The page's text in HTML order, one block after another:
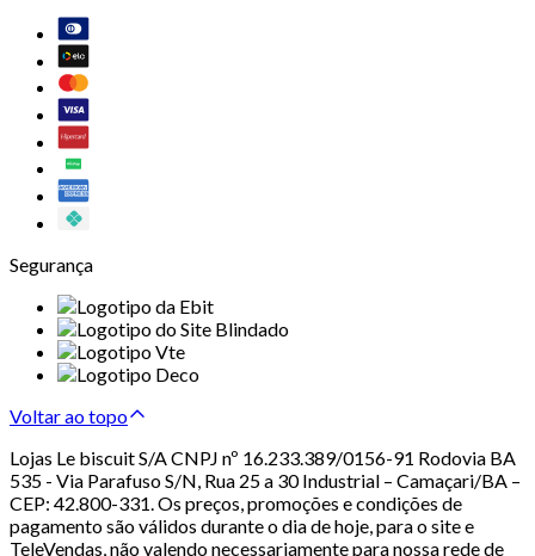
Segurança
Voltar ao topo
Lojas Le biscuit S/A CNPJ nº 16.233.389/0156-91 Rodovia BA
535 - Via Parafuso S/N, Rua 25 a 30 Industrial – Camaçari/BA –
CEP: 42.800-331. Os preços, promoções e condições de
pagamento são válidos durante o dia de hoje, para o site e
TeleVendas, não valendo necessariamente para nossa rede de